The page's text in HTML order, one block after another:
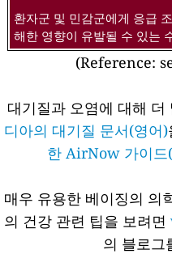
환자군 및 민감군에게 응급
해한 영향이 유발될 수 있는
(Reference:
대기질과 오염에 대해 더
디아의 대기질 문서(영어)
한 AirNow 가이드
매우 유용한 베이징의
의 건강 관련 팁을 보려면
의 블로그